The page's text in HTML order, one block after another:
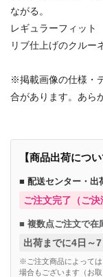
ながる。
レギュラーフィット
リブ仕上げのクルー
※掲載画像の仕様・
合があります。あら
【商品出荷につ
■ 配送センター・出
ご注文完了（ご
■ 複数点ご注文で在
出荷までに4日～
※ご注文商品によっては
場合もございます（お